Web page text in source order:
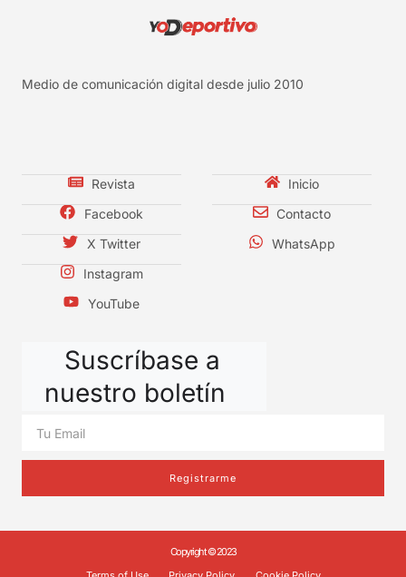
Medio de comunicación digital desde julio 2010
Revista
Facebook
X Twitter
Instagram
YouTube
Inicio
Contacto
WhatsApp
Suscríbase a
nuestro boletín
Registrarme
Copyright © 2023